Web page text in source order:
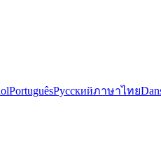
PortuguêsРусскийภาษาไทย